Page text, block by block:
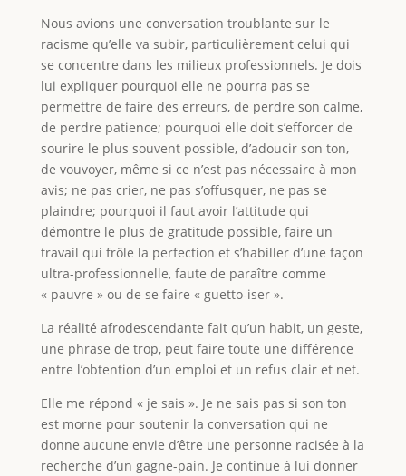
Nous avions une conversation troublante sur le
racisme qu’elle va subir, particulièrement celui qui
se concentre dans les milieux professionnels. Je dois
lui expliquer pourquoi elle ne pourra pas se
permettre de faire des erreurs, de perdre son calme,
de perdre patience; pourquoi elle doit s’efforcer de
sourire le plus souvent possible, d’adoucir son ton,
de vouvoyer, même si ce n’est pas nécessaire à mon
avis; ne pas crier, ne pas s’offusquer, ne pas se
plaindre; pourquoi il faut avoir l’attitude qui
démontre le plus de gratitude possible, faire un
travail qui frôle la perfection et s’habiller d’une façon
ultra-professionnelle, faute de paraître comme
« pauvre » ou de se faire « guetto-iser ».
La réalité afrodescendante fait qu’un habit, un geste,
une phrase de trop, peut faire toute une différence
entre l’obtention d’un emploi et un refus clair et net.
Elle me répond « je sais ». Je ne sais pas si son ton
est morne pour soutenir la conversation qui ne
donne aucune envie d’être une personne racisée à la
recherche d’un gagne-pain. Je continue à lui donner